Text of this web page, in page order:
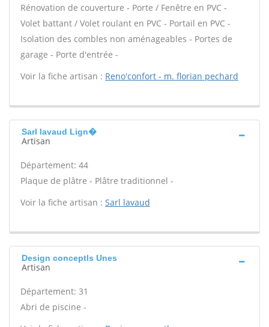
Rénovation de couverture - Porte / Fenêtre en PVC -
Volet battant / Volet roulant en PVC - Portail en PVC -
Isolation des combles non aménageables - Portes de
garage - Porte d'entrée -
Voir la fiche artisan : Reno'confort - m. florian pechard
Sarl lavaud Lign�
Artisan
Département: 44
Plaque de plâtre - Plâtre traditionnel -
Voir la fiche artisan : Sarl lavaud
Design conceptls Unes
Artisan
Département: 31
Abri de piscine -